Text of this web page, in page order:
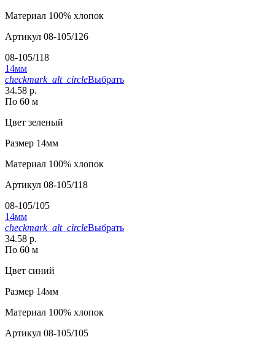
Материал 100% хлопок
Артикул 08-105/126
08-105/118
14мм
checkmark_alt_circleВыбрать
34.58 р.
По 60 м
Цвет зеленый
Размер 14мм
Материал 100% хлопок
Артикул 08-105/118
08-105/105
14мм
checkmark_alt_circleВыбрать
34.58 р.
По 60 м
Цвет синий
Размер 14мм
Материал 100% хлопок
Артикул 08-105/105